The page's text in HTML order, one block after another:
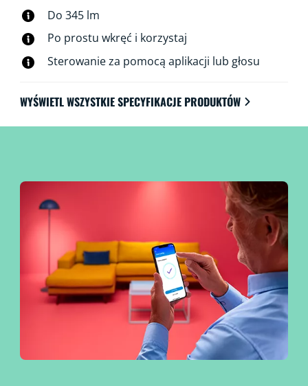
Do 345 lm
Po prostu wkręć i korzystaj
Sterowanie za pomocą aplikacji lub głosu
WYŚWIETL WSZYSTKIE SPECYFIKACJE PRODUKTÓW